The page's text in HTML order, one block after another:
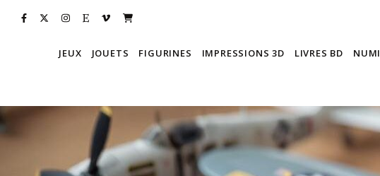
JEUX JOUETS FIGURINES IMPRESSIONS 3D LIVRES BD